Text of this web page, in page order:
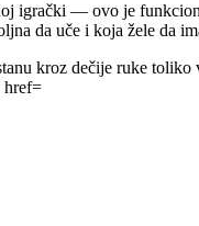
igrački — ovo je
da uče i koja žele da
kroz dečije ruke toliko
href=